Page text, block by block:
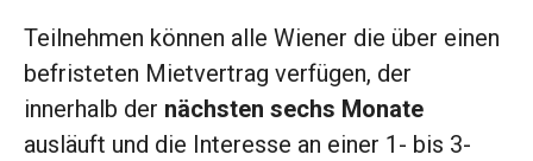
Teilnehmen können alle Wiener die über einen
befristeten Mietvertrag verfügen, der
innerhalb der nächsten sechs Monate
ausläuft und die Interesse an einer 1- bis 3-